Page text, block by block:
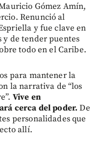
Gómez Amín,
Renunció al
y fue clave en
y de tender puentes
todo en el Caribe.
para mantener la
la narrativa de “los
Vive en
cerca del poder.De
personalidades que
allí.